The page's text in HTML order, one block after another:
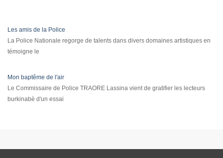
Les amis de la Police
La Police Nationale regorge de talents dans divers domaines artistiques en
témoigne le
Mon baptême de l'air
Le Commissaire de Police TRAORE Lassina vient de gratifier les lecteurs
burkinabè d'un essai